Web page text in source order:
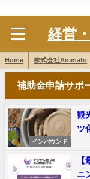
経営
Home 株式会社Animato
補助金申請サポ
インバウンド
観
ツ
ニ